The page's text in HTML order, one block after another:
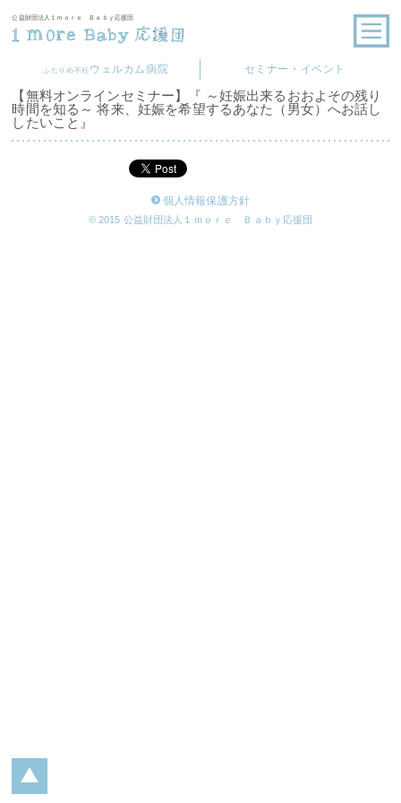
公益財団法人１ｍｏｒｅ Ｂａｂｙ応援団
ふたりめ不妊 ウェルカム病院 セミナー・イベント
【無料オンラインセミナー】『 ～妊娠出来るおおよその残り
時間を知る～ 将来、妊娠を希望するあなた（男女）へお話し
したいこと』
個人情報保護方針
© 2015 公益財団法人１ｍｏｒｅ Ｂａｂｙ応援団